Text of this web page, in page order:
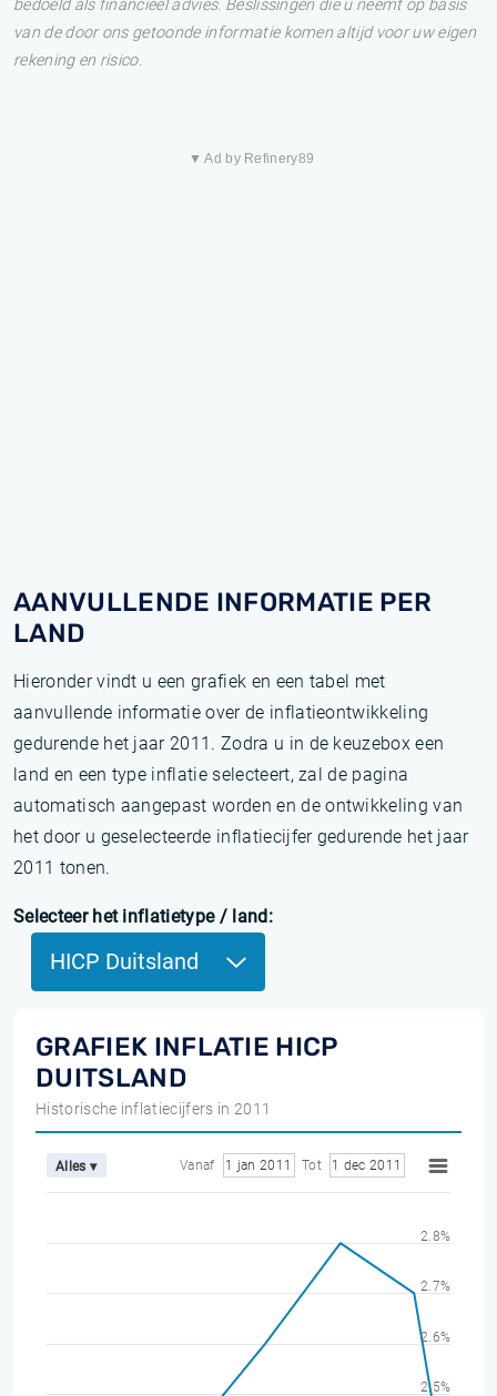
bedoeld als financieel advies. Beslissingen die u neemt op basis
van de door ons getoonde informatie komen altijd voor uw eigen
rekening en risico.
▼ Ad by Refinery89
AANVULLENDE INFORMATIE PER
LAND
Hieronder vindt u een grafiek en een tabel met
aanvullende informatie over de inflatieontwikkeling
gedurende het jaar 2011. Zodra u in de keuzebox een
land en een type inflatie selecteert, zal de pagina
automatisch aangepast worden en de ontwikkeling van
het door u geselecteerde inflatiecijfer gedurende het jaar
2011 tonen.
Selecteer het inflatietype / land:
HICP Duitsland
GRAFIEK INFLATIE HICP
DUITSLAND
Historische inflatiecijfers in 2011
Alles ▾ Vanaf 1 jan 2011 Tot 1 dec 2011
2.5%
2.6%
2.7%
2.8%